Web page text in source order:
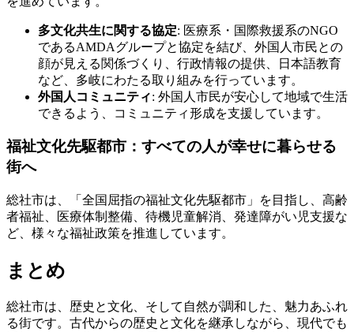
多文化共生に関する協定: 医療系・国際救援系のNGO
であるAMDAグループと協定を結び、外国人市民との
顔が見える関係づくり、行政情報の提供、日本語教育
など、多岐にわたる取り組みを行っています。
外国人コミュニティ: 外国人市民が安心して地域で生活
できるよう、コミュニティ形成を支援しています。
福祉文化先駆都市：すべての人が幸せに暮らせる
街へ
総社市は、「全国屈指の福祉文化先駆都市」を目指し、高齢
者福祉、医療体制整備、待機児童解消、発達障がい児支援な
ど、様々な福祉政策を推進しています。
まとめ
総社市は、歴史と文化、そして自然が調和した、魅力あふれ
る街です。古代からの歴史と文化を継承しながら、現代でも